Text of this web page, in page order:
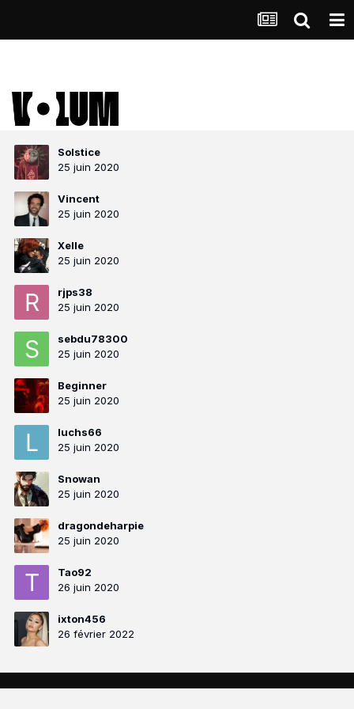
Solstice
25 juin 2020
Vincent
25 juin 2020
Xelle
25 juin 2020
rjps38
25 juin 2020
sebdu78300
25 juin 2020
Beginner
25 juin 2020
luchs66
25 juin 2020
Snowan
25 juin 2020
dragondeharpie
25 juin 2020
Tao92
26 juin 2020
ixton456
26 février 2022